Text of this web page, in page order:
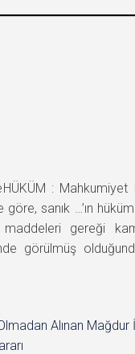
:
sanık …’ın
maddeleri gereği
görülmüş
Alınan Mağdur